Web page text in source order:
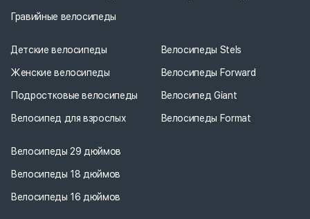
Гравийные велосипеды
Детские велосипеды
Женские велосипеды
Подростковые велосипеды
Велосипед для взрослых
Велосипеды Stels
Велосипеды Forward
Велосипед Giant
Велосипеды Format
Велосипеды 29 дюймов
Велосипеды 18 дюймов
Велосипеды 16 дюймов